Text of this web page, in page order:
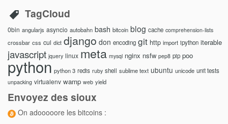
TagCloud
0bin angularjs asyncio autobahn bash bitcoin blog cache comprehension-lists
crossbar css cul dict django don encoding git http import ipython iterable
javascript jquery linux meta mysql nginx nsfw pep8 pip poo
python python 3 redis ruby shell sublime text ubuntu unicode unit tests
unpacking virtualenv wamp web yield
Envoyez des sioux
On adooooore les bitcoins :